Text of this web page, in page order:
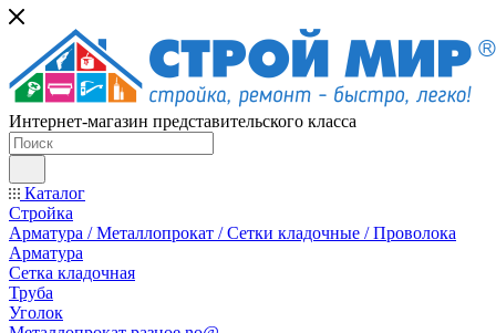
Интернет-магазин представительского класса
Каталог
Стройка
Арматура / Металлопрокат / Сетки кладочные / Проволока
Арматура
Сетка кладочная
Труба
Уголок